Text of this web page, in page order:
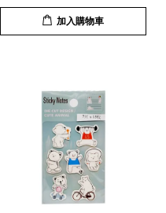
加入購物車